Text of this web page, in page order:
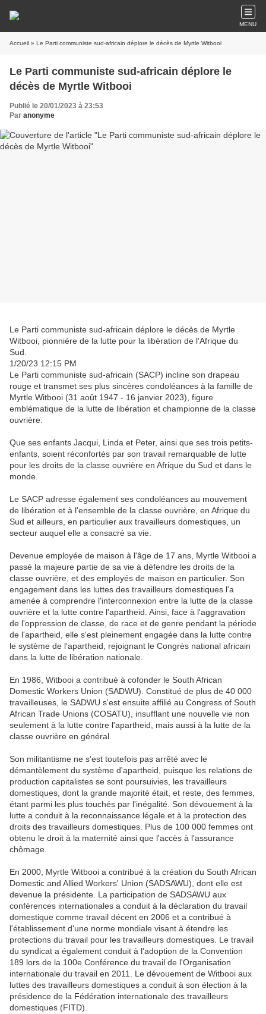
MENU
Accueil » Le Parti communiste sud-africain déplore le décès de Myrtle Witbooi
Le Parti communiste sud-africain déplore le
décès de Myrtle Witbooi
Publié le 20/01/2023 à 23:53
Par anonyme
Le Parti communiste sud-africain déplore le décès de Myrtle
Witbooi, pionnière de la lutte pour la libération de l'Afrique du
Sud.
1/20/23 12:15 PM
Le Parti communiste sud-africain (SACP) incline son drapeau
rouge et transmet ses plus sincères condoléances à la famille de
Myrtle Witbooi (31 août 1947 - 16 janvier 2023), figure
emblématique de la lutte de libération et championne de la classe
ouvrière.
Que ses enfants Jacqui, Linda et Peter, ainsi que ses trois petits-
enfants, soient réconfortés par son travail remarquable de lutte
pour les droits de la classe ouvrière en Afrique du Sud et dans le
monde.
Le SACP adresse également ses condoléances au mouvement
de libération et à l'ensemble de la classe ouvrière, en Afrique du
Sud et ailleurs, en particulier aux travailleurs domestiques, un
secteur auquel elle a consacré sa vie.
Devenue employée de maison à l'âge de 17 ans, Myrtle Witbooi a
passé la majeure partie de sa vie à défendre les droits de la
classe ouvrière, et des employés de maison en particulier. Son
engagement dans les luttes des travailleurs domestiques l'a
amenée à comprendre l'interconnexion entre la lutte de la classe
ouvrière et la lutte contre l'apartheid. Ainsi, face à l'aggravation
de l'oppression de classe, de race et de genre pendant la période
de l'apartheid, elle s'est pleinement engagée dans la lutte contre
le système de l'apartheid, rejoignant le Congrès national africain
dans la lutte de libération nationale.
En 1986, Witbooi a contribué à cofonder le South African
Domestic Workers Union (SADWU). Constitué de plus de 40 000
travailleuses, le SADWU s'est ensuite affilié au Congress of South
African Trade Unions (COSATU), insufflant une nouvelle vie non
seulement à la lutte contre l'apartheid, mais aussi à la lutte de la
classe ouvrière en général.
Son militantisme ne s'est toutefois pas arrêté avec le
démantèlement du système d'apartheid, puisque les relations de
production capitalistes se sont poursuivies, les travailleurs
domestiques, dont la grande majorité était, et reste, des femmes,
étant parmi les plus touchés par l'inégalité. Son dévouement à la
lutte a conduit à la reconnaissance légale et à la protection des
droits des travailleurs domestiques. Plus de 100 000 femmes ont
obtenu le droit à la maternité ainsi que l'accès à l'assurance
chômage.
En 2000, Myrtle Witbooi a contribué à la création du South African
Domestic and Allied Workers' Union (SADSAWU), dont elle est
devenue la présidente. La participation de SADSAWU aux
conférences internationales a conduit à la déclaration du travail
domestique comme travail décent en 2006 et a contribué à
l'établissement d'une norme mondiale visant à étendre les
protections du travail pour les travailleurs domestiques. Le travail
du syndicat a également conduit à l'adoption de la Convention
189 lors de la 100e Conférence du travail de l'Organisation
internationale du travail en 2011. Le dévouement de Witbooi aux
luttes des travailleurs domestiques a conduit à son élection à la
présidence de la Fédération internationale des travailleurs
domestiques (FITD).